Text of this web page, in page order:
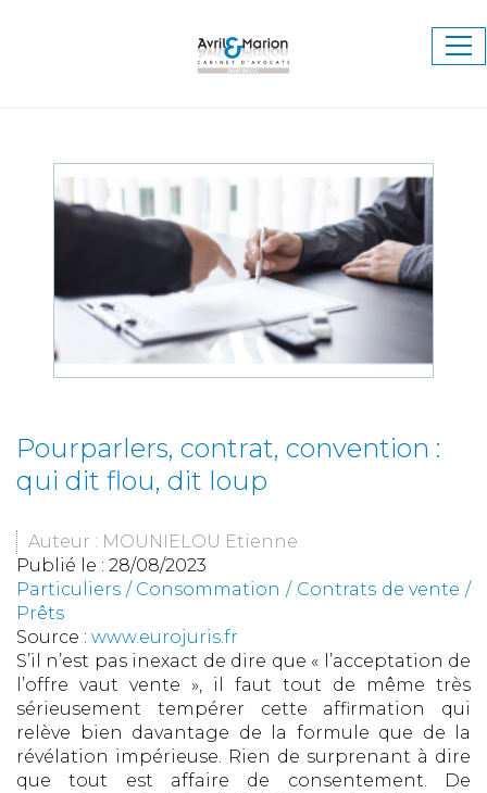
Pourparlers, contrat, convention :
qui dit flou, dit loup
Auteur : MOUNIELOU Etienne
Publié le : 28/08/2023
Particuliers / Consommation / Contrats de vente /
Prêts
Source : www.eurojuris.fr
S’il n’est pas inexact de dire que « l’acceptation de
l’offre vaut vente », il faut tout de même très
sérieusement tempérer cette affirmation qui
relève bien davantage de la formule que de la
révélation impérieuse. Rien de surprenant à dire
que tout est affaire de consentement. De